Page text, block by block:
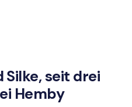
seit drei
Hemby